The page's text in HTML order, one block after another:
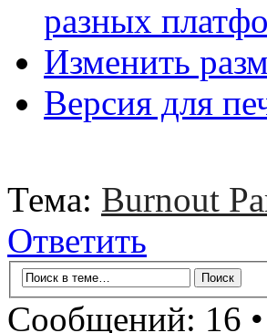
разных
Изменить
Версия для
Тема: Burnout
Ответить
Сообщений: 16 •